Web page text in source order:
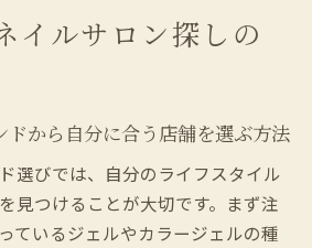
イルサロン探しの
ドから自分に合う店舗を選ぶ方法
選びでは、自分のライフスタイル
見つけることが大切です。まず注
ているジェルやカラージェルの種